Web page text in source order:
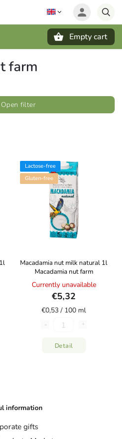
Empty cart
farm
Open filter
Lactose-free
Gluten-free
Macadamia nut milk natural 1l
Macadamia nut farm
Currently unavailable
€5,32
€0,53 / 100 ml
Detail
information
gifts